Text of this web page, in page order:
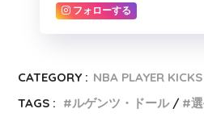
フォローする
CATEGORY : NBA PLAYER KICKS
TAGS :
ルゲンツ・ドール